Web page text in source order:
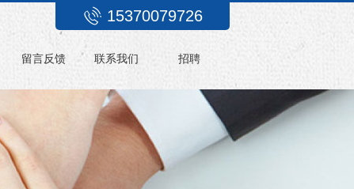
15370079726
留言反馈 联系我们 招聘